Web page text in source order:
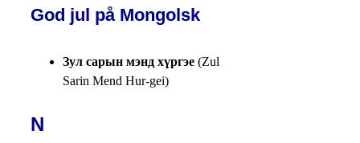
God jul på Mongolsk
Зул сарын мэнд хүргэе (Zul
Sarin Mend Hur-gei)
N